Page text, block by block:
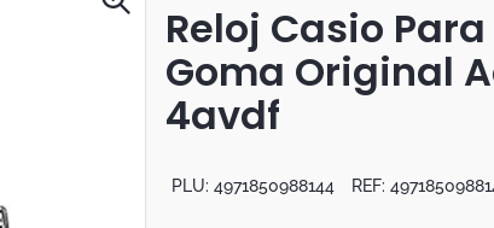
Reloj Casio
Goma Original
4avdf
PLU: 4971850988144 REF: